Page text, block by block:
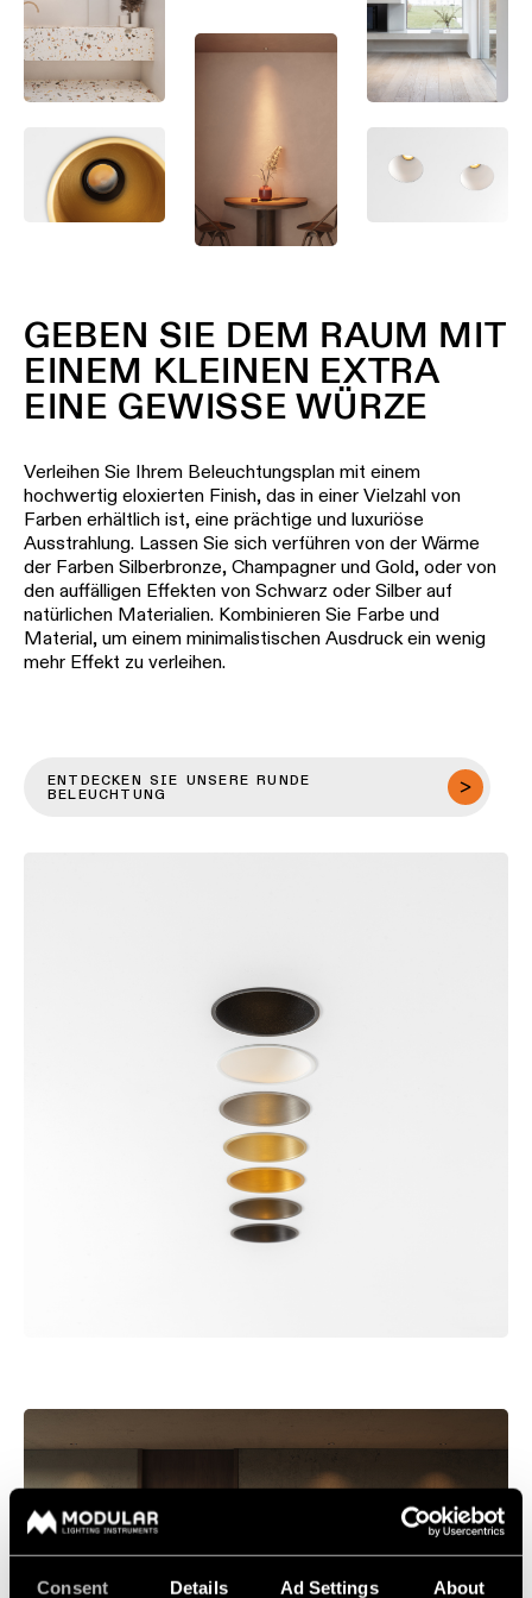
Consent Details Ad Settings About
Ingenieure
Storys
Beleuchtung
Schienensysteme
Beleuchtung
für
Aufbaumontage
Pendelleuchten
Wandbeleuchtung
Nassbereiche
Blättern Sie durch den Katalog
Wo
Sie
kaufen
Jobangebote
GEBEN SIE DEM RAUM MIT
EINEM KLEINEN EXTRA
EINE GEWISSE WÜRZE
Verleihen Sie Ihrem Beleuchtungsplan mit einem
hochwertig eloxierten Finish, das in einer Vielzahl von
Farben erhältlich ist, eine prächtige und luxuriöse
Ausstrahlung. Lassen Sie sich verführen von der Wärme
der Farben Silberbronze, Champagner und Gold, oder von
den auffälligen Effekten von Schwarz oder Silber auf
natürlichen Materialien. Kombinieren Sie Farbe und
Material, um einem minimalistischen Ausdruck ein wenig
mehr Effekt zu verleihen.
ENTDECKEN SIE UNSERE RUNDE
BELEUCHTUNG